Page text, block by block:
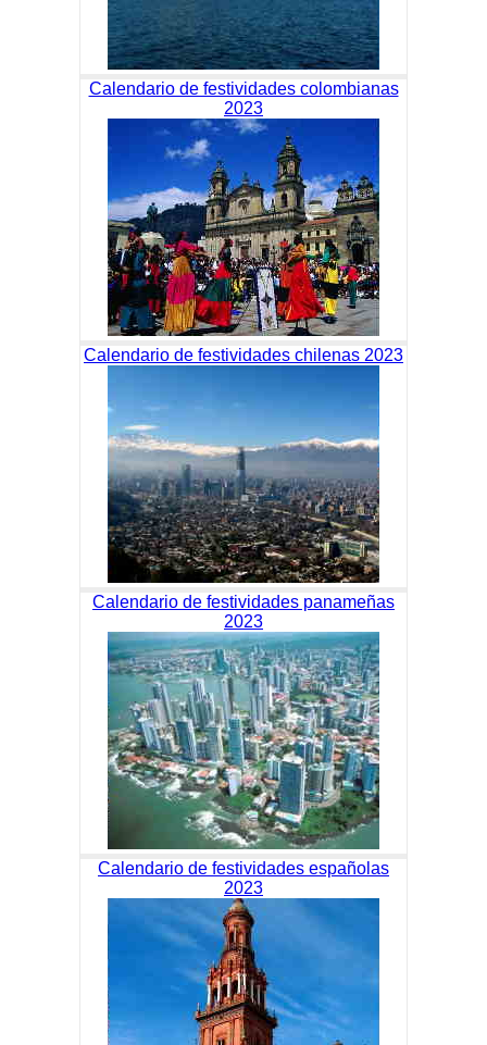
Calendario de festividades colombianas
2023
Calendario de festividades chilenas 2023
Calendario de festividades panameñas
2023
Calendario de festividades españolas
2023